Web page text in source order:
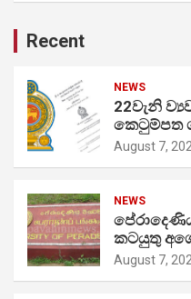
Recent
NEWS
22වැනි
කෙටුම්පත
August 7,
NEWS
කටයුතු
August 7,